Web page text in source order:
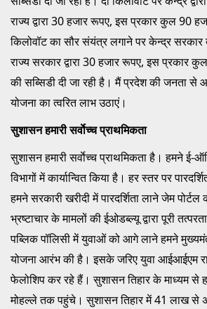
राज्य द्वारा 30 हजार रूपए, इस प्रकार कुल 90
किलोवॉट का सौर संयंत्र लगाने पर केन्द्र सरकार
राज्य सरकार द्वारा 30 हजार रूपए, इस प्रकार
की सब्सिडी दी जा रही है। मैं प्रदेश की जनता से
योजना का त्वरित लाभ उठाएं।
सुशासन हमारी सर्वाेच्च प्राथमिकता
सुशासन हमारी सर्वाेच्च प्राथमिकता है। हमने ई-
विभागों में कार्यान्वित किया है। हर स्तर पर
हमने सरकारी खरीदी में पारदर्शिता लाने जेम पोर्टल
भ्रष्टाचार के मामलों की ईओडब्ल्यू द्वारा पूरी
पब्लिक पॉलिसी में युवाओं को आगे लाने हमने
योजना आरंभ की है। इसके जरिए युवा आईआईएम
फेलोशिप कर रहे हैं। सुशासन तिहार के माध्यम
मोहल्ले तक पहुंचे। सुशासन तिहार में 41 लाख